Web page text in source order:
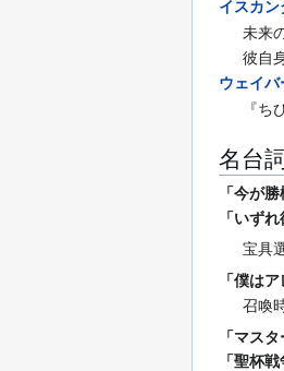
イスカン
未来
彼自
ウェイバ
『
名台詞
「今が
「いず
宝具
「僕は
召喚
「マス
「聖杯